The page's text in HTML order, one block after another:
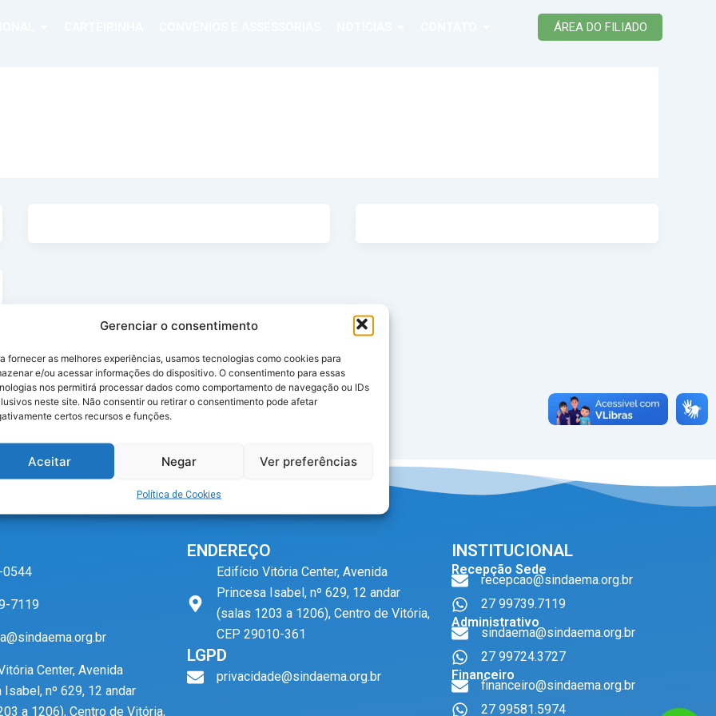
Gerenciar o consentimento
fornecer as melhores experiências, usamos tecnologias como cookies para
e/ou acessar informações do dispositivo. O consentimento para essas
nos permitirá processar dados como comportamento de navegação ou IDs
neste site. Não consentir ou retirar o consentimento pode afetar
certos recursos e funções.
Aceitar Negar Ver preferências
Política de Cookies
ÁREA DO FILIADO
0544
7119
Center, Avenida
Isabel, nº 629, 12 andar
a 1206), Centro de Vitória,
ENDEREÇO
Edifício Vitória Center, Avenida
Princesa Isabel, nº 629, 12 andar
(salas 1203 a 1206), Centro de Vitória,
CEP 29010-361
LGPD
privacidade@sindaema.org.br
INSTITUCIONAL
Recepção Sede
recepcao@sindaema.org.br
27 99739.7119
Administrativo
sindaema@sindaema.org.br
27 99724.3727
Financeiro
financeiro@sindaema.org.br
27 99581.5974